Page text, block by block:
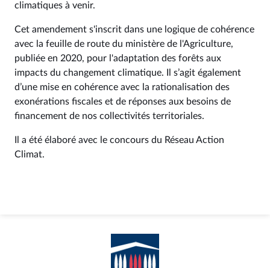
climatiques à venir.
Cet amendement s'inscrit dans une logique de cohérence
avec la feuille de route du ministère de l'Agriculture,
publiée en 2020, pour l'adaptation des forêts aux
impacts du changement climatique. Il s’agit également
d’une mise en cohérence avec la rationalisation des
exonérations fiscales et de réponses aux besoins de
financement de nos collectivités territoriales.
Il a été élaboré avec le concours du Réseau Action
Climat.